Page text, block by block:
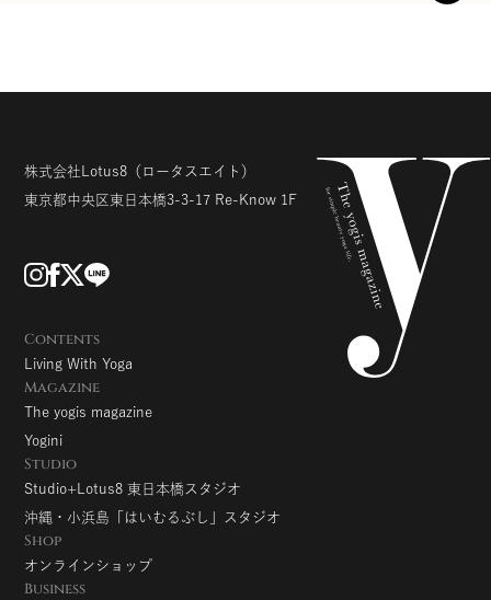
株式会社Lotus8 （ロータスエイト）
東京都中央区東日本橋3-3-17 Re-Know 1F
Contents
Living With Yoga
Magazine
The yogis magazine
Yogini
Studio
Studio+Lotus8 東日本橋スタジオ
沖縄・小浜島「はいむるぶし」スタジオ
Shop
オンラインショップ
Business